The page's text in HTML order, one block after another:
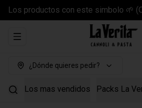
Los productos con este simbolo 🌱
Abrir menu de navegación
¿Dónde quieres pedir?
Los mas vendidos Packs La